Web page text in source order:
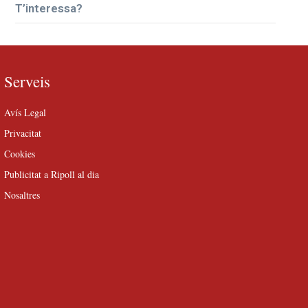
T’interessa?
Serveis
Avís Legal
Privacitat
Cookies
Publicitat a Ripoll al dia
Nosaltres